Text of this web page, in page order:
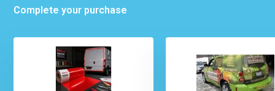
Complete your purchase